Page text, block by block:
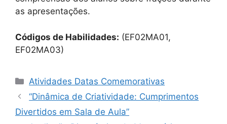
as apresentações.
Códigos de Habilidades: (EF02MA01,
EF02MA03)
Categorias
Atividades Datas Comemorativas
“Dinâmica de Criatividade: Cumprimentos
Divertidos em Sala de Aula”